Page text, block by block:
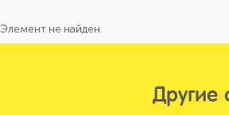
Элемент не найден
Другие